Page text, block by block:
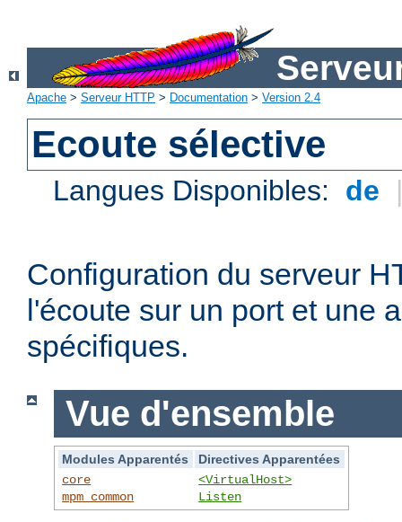
Apache > Serveur HTTP > Documentation > Version 2.4
Ecoute sélective
Langues Disponibles: de
Configuration du serveur
l'écoute sur un port et une
spécifiques.
Vue d'ensemble
Modules Apparentés
Directives Apparentées
core
mpm_common
<VirtualHost>
Listen